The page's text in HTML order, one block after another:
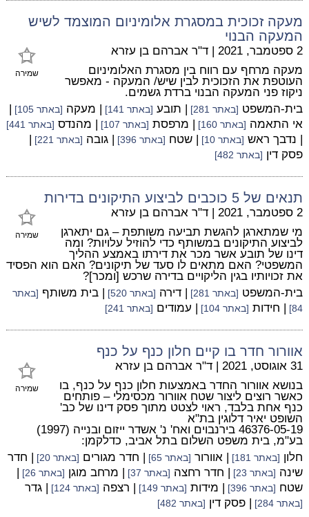
מעקה זכוכית במסגרת אלומיניום המוצמד לשיש
המעקה הבנוי
שמירה
2 ספטמבר, 2021 | ד"ר אברהם בן עזרא
מעקה מרחף עם רווח בין מסגרת האלומיניום
העוטפת את הזכוכית לבין שיש/ המעקה - מאפשר
ניקוז פני המעקה הבנוי ברדת גשמים.
בית-המשפט [באתר 281] | תובע [באתר 141] | מעקה [באתר 105]
|
אי התאמה [באתר 160] | מרפסת [באתר 107] | מהנדס [באתר 441]
| נדבך ראש [באתר 10] | שטח [באתר 396] | גובה [באתר 221]
|
פסק דין [באתר 482]
תנאים של 5 כוכבים לביצוע התיקונים בדירות
שמירה
2 ספטמבר, 2021 | ד"ר אברהם בן עזרא
מי שמתארגן להגשת תביעה משותפת – גם יתארגן
לביצוע התיקונים במשותף כדי להוזיל עלויות? ומה
דינו של תובע אשר מכר את דירתו באמצע ההליך
המשפטי? האם מתאים לו סעד של תיקונים? האם הוא הפסיד
את זכויותיו בגין הליקויים בדירה שרכש [ומכר]?
בית-המשפט [באתר 281] | דירה [באתר 520] | בית משותף [באתר
84]
| חידות [באתר 104] | עמודים [באתר 241]
אוורור חדר בו קיים חלון כנף על כנף
שמירה
31 אוגוסט, 2021 | ד"ר אברהם בן עזרא
בנושא אוורור החדר באמצעות חלון כנף על כנף, בו
כאשר רוצים ליצור שטח אוורור מכסימלי – פותחים
כנף אחת בלבד, ראוי לצטט מתוך פסק דינו של כב'
השופט יאיר דלוגין בת"א
46376-05-19 בירנבוים ואח' נ' אשדר ייזום ובנייה (1997)
בע"מ, בית משפט השלום בתל אביב, כדלקמן:
חלון [באתר 181] | אוורור [באתר 65] | חדר מגורים [באתר 20]
| חדר
שינה [באתר 23] | חדר רחצה [באתר 37] | מרחב מוגן [באתר 26]
|
שטח [באתר 396] | מידות [באתר 149] | רצפה [באתר 124] | גדר
[באתר 284] | פסק דין [באתר 482]